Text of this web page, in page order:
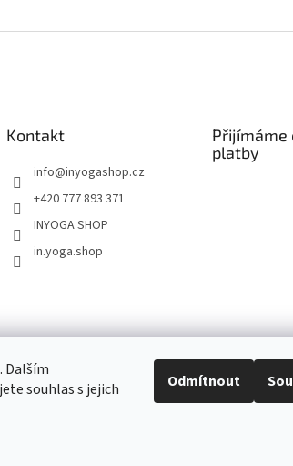
Dalším
souhlas s jejich
Odmítnout
Kontakt
info@inyogashop.cz
+420 777 893 371
INYOGA SHOP
in.yoga.shop
Přijímáme
platby
Kontakt